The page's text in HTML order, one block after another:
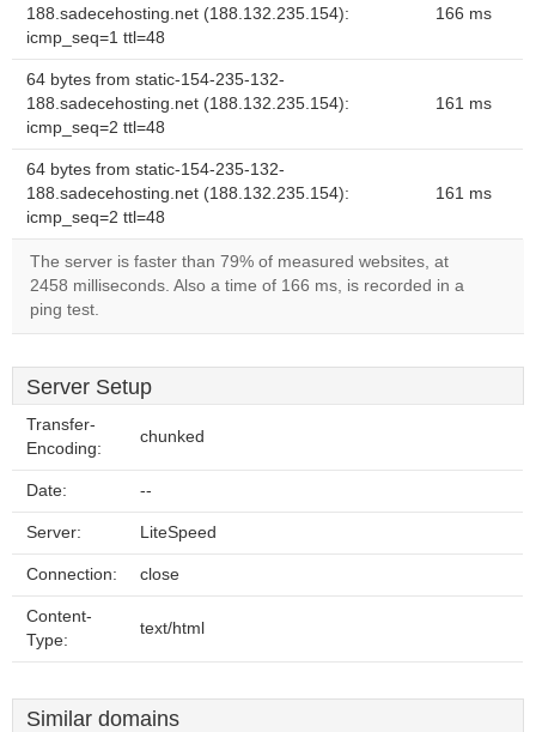
188.sadecehosting.net (188.132.235.154):
icmp_seq=1 ttl=48
166 ms
64 bytes from static-154-235-132-
188.sadecehosting.net (188.132.235.154):
icmp_seq=2 ttl=48
161 ms
64 bytes from static-154-235-132-
188.sadecehosting.net (188.132.235.154):
icmp_seq=2 ttl=48
161 ms
The server is faster than 79% of measured websites, at
2458 milliseconds. Also a time of 166 ms, is recorded in a
ping test.
Server Setup
Transfer-
Encoding:
chunked
Date: --
Server: LiteSpeed
Connection: close
Content-
Type:
text/html
Similar domains